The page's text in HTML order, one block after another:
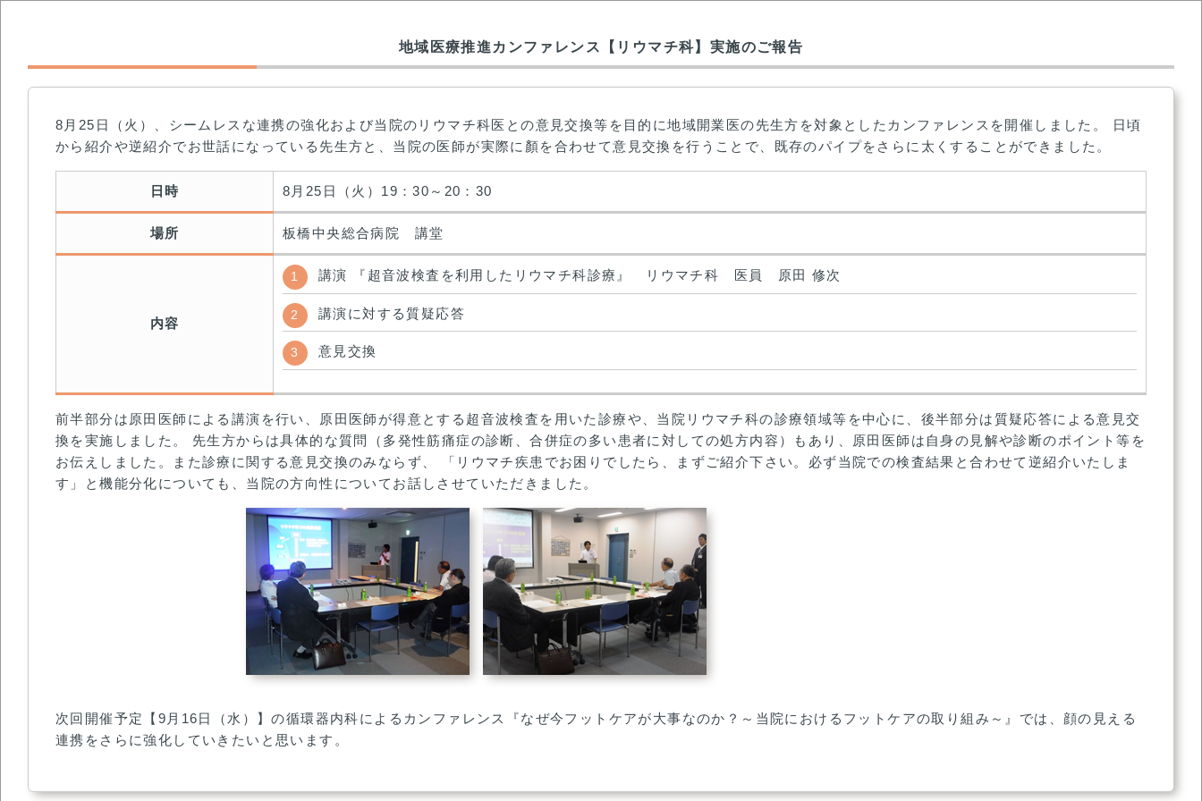
地域医療推進カンファレンス【リウマチ科】実施のご報告
8月25日（火）、シームレスな連携の強化および当院のリウマチ科医との意見交換等を目的に地域開業医の先生方を対象としたカンファレンスを開催しました。 日頃
から紹介や逆紹介でお世話になっている先生方と、当院の医師が実際に顏を合わせて意見交換を行うことで、既存のパイプをさらに太くすることができました。
日時 8月25日（火）19：30～20：30
場所 板橋中央総合病院 講堂
内容
講演 『超音波検査を利用したリウマチ科診療』 リウマチ科 医員 原田 修次
講演に対する質疑応答
意見交換
前半部分は原田医師による講演を行い、原田医師が得意とする超音波検査を用いた診療や、当院リウマチ科の診療領域等を中心に、後半部分は質疑応答による意見交
換を実施しました。 先生方からは具体的な質問（多発性筋痛症の診断、合併症の多い患者に対しての処方内容）もあり、原田医師は自身の見解や診断のポイント等を
お伝えしました。また診療に関する意見交換のみならず、 「リウマチ疾患でお困りでしたら、まずご紹介下さい。必ず当院での検査結果と合わせて逆紹介いたしま
す」と機能分化についても、当院の方向性についてお話しさせていただきました。
次回開催予定【9月16日（水）】の循環器内科によるカンファレンス『なぜ今フットケアが大事なのか？～当院におけるフットケアの取り組み～』では、顔の見える
連携をさらに強化していきたいと思います。